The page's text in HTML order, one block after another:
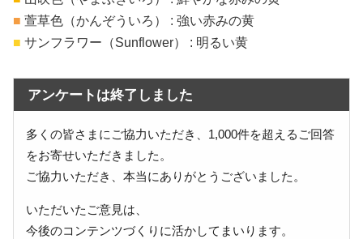
■ 萱草色（かんぞういろ） : 強い赤みの黄
■ サンフラワー（Sunflower） : 明るい黄
アンケートは終了しました
多くの皆さまにご協力いただき、1,000件を超えるご回答
をお寄せいただきました。
ご協力いただき、本当にありがとうございました。
いただいたご意見は、
今後のコンテンツづくりに活かしてまいります。